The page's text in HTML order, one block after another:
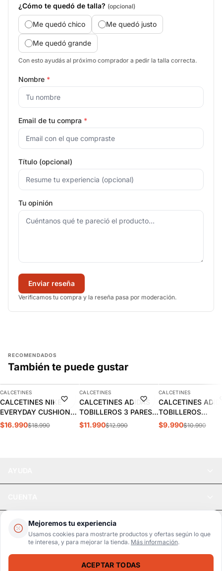
Mejoremos tu experiencia
Usamos cookies para mostrarte productos y ofertas según lo que
te interesa, y para mejorar la tienda. Más información.
ACEPTAR TODAS
¿Cómo te quedó de talla? (opcional)
Me quedó chico Me quedó justo
Me quedó grande
Con esto ayudás al próximo comprador a pedir la talla correcta.
Nombre *
Email de tu compra *
Título (opcional)
Tu opinión
Enviar reseña
Verificamos tu compra y la reseña pasa por moderación.
RECOMENDADOS
También te puede gustar
-11%
AGREGAR
CALCETINES
CALCETINES NIKE
EVERYDAY CUSHIONED
3PR | SX7664-010
$16.990$18.990
-8%
AGREGAR
CALCETINES
CALCETINES ADIDAS
TOBILLEROS 3 PARES |
EE1151
$11.990$12.990
-9%
CALCETINES
CALCETINES
TOBILLEROS
ACOLCHADOS
$9.990$10.990
LEGAL
Pago seguro SSL / Datos protegidos
Realsport © 2026